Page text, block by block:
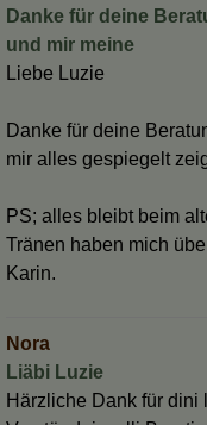
Danke für deine
und mir meine
Liebe Luzie
Danke für deine
mir alles gespiegelt
PS; alles bleibt beim
Tränen haben mich
Karin.
Nora
Liäbi Luzie
Härzliche Dank für dini